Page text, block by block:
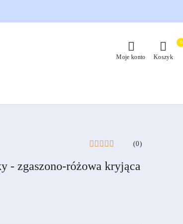
Moje konto Koszyk
0
(0)
- zgaszono-różowa kryjąca